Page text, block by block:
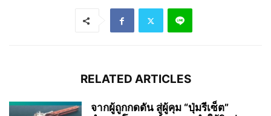
RELATED ARTICLES
จากผู้ถูกกดดัน สู่ผู้คุม “ปุ่มรีเซ็ต”